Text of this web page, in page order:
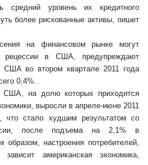
средний уровень их кредитного
более рискованные активы, пишет
на финансовом рынке могут
рецессии в США, предупреждают
во втором квартале 2011 года
0,4%.
США, на долю которых приходится
выросли в апреле-июне 2011
что стало худшим результатом со
после подъема на 2,1% в
настроения потребителей,
американская
экономика,